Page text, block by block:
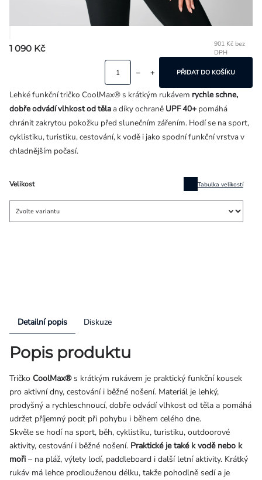
1 090 Kč
901 Kč bez
DPH
Velikost Tabulka velikostí
PŘIDAT DO KOŠÍKU
Lehké funkční tričko CoolMax® s krátkým rukávem rychle schne,
dobře odvádí vlhkost od tělaa díky ochraně UPF 40+ pomáhá
chránit zakrytou pokožku před slunečním zářením. Hodí se na sport,
cyklistiku, turistiku, cestování, k vodě i jako spodní funkční vrstva v
chladnějším počasí.
Detailní popis Diskuze
Popis produktu
Tričko CoolMax®s krátkým rukávem je praktický funkční kousek
pro aktivní dny, cestování i běžné nošení. Materiál je lehký,
prodyšný a rychleschnoucí, dobře odvádí vlhkost od těla a pomáhá
udržet příjemný pocit při pohybu i během celého dne.
Skvěle se hodí na sport, běh, cyklistiku, turistiku, outdoorové
aktivity, cestování i běžné nošení. Praktické je také k vodě nebo k
moři – na pláž, výlety lodí, paddleboard i další letní aktivity. Krátký
rukáv má lehce prodlouženou délku, takže pohodlně sedí a je